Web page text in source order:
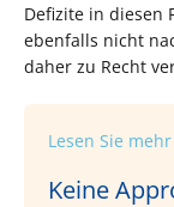
Defizite in diesen
ebenfalls nicht
daher zu Recht
Lesen Sie
Keine